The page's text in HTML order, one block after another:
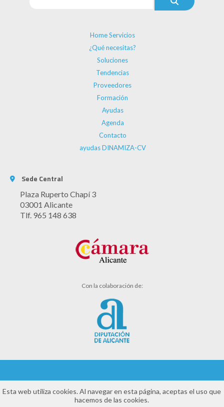
Home Servicios
¿Qué necesitas?
Soluciones
Tendencias
Proveedores
Formación
Ayudas
Agenda
Contacto
ayudas DINAMIZA-CV
Sede Central
Plaza Ruperto Chapí 3
03001 Alicante
Tlf. 965 148 638
Con la colaboración de:
Aviso legal
Esta web utiliza cookies. Al navegar en esta página, aceptas el uso que
hacemos de las cookies.